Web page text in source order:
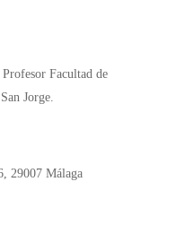
Facultad de
Jorge.
29007 Málaga